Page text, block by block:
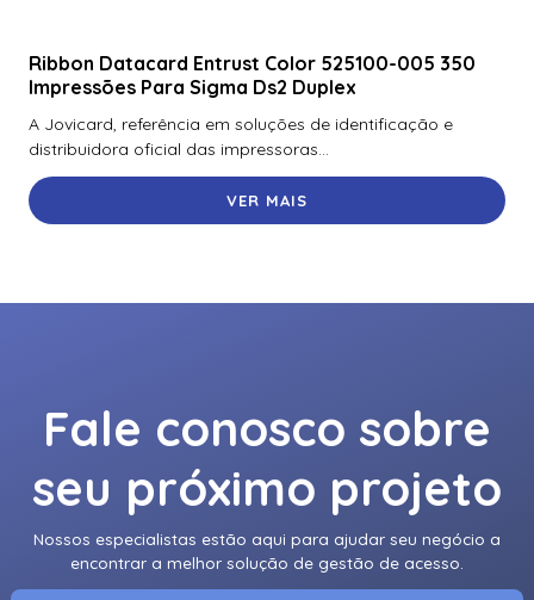
Ribbon Datacard Entrust Color 525100-005 350
Impressões Para Sigma Ds2 Duplex
A Jovicard, referência em soluções de identificação e
distribuidora oficial das impressoras...
VER MAIS
Fale conosco sobre
seu próximo projeto
Nossos especialistas estão aqui para ajudar seu negócio a
encontrar a melhor solução de gestão de acesso.